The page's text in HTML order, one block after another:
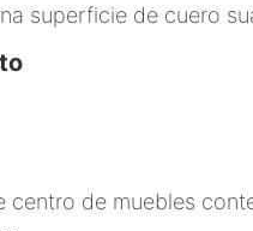
superficie de cuero